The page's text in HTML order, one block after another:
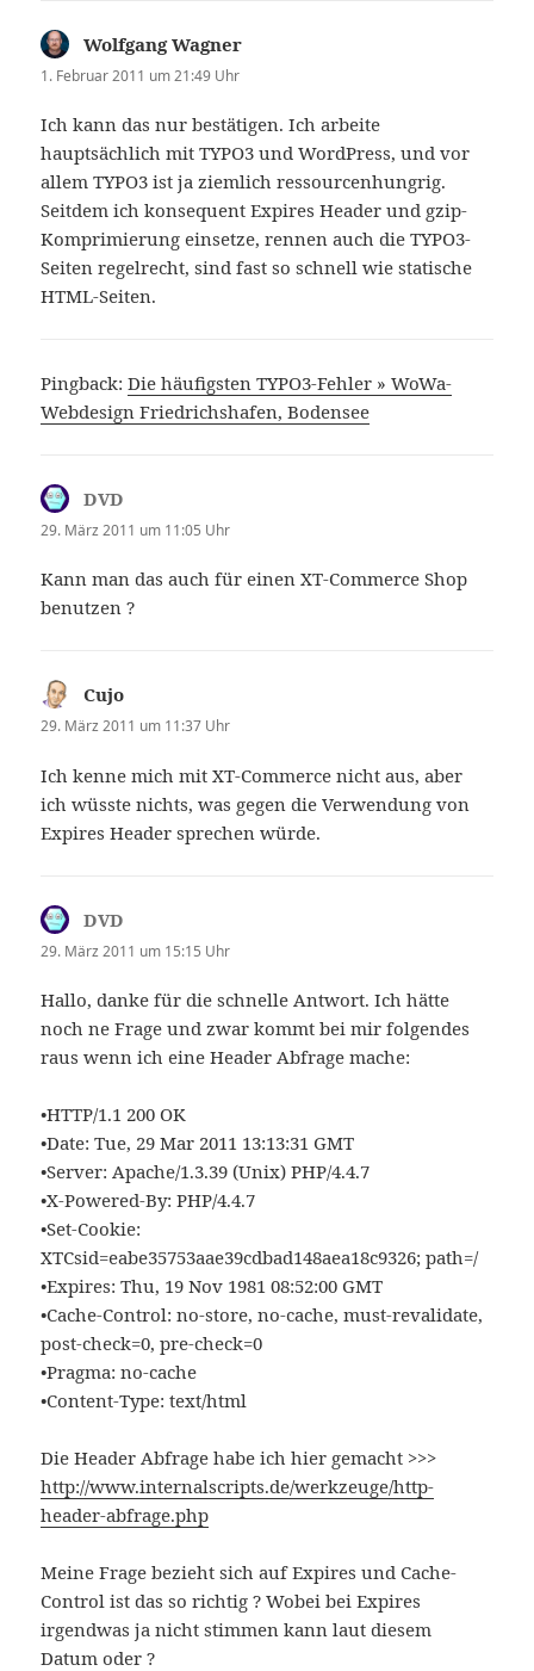
Wolfgang Wagner
1. Februar 2011 um 21:49 Uhr
Ich kann das nur bestätigen. Ich arbeite
hauptsächlich mit TYPO3 und WordPress, und vor
allem TYPO3 ist ja ziemlich ressourcenhungrig.
Seitdem ich konsequent Expires Header und gzip-
Komprimierung einsetze, rennen auch die TYPO3-
Seiten regelrecht, sind fast so schnell wie statische
HTML-Seiten.
Pingback:Die häufigsten TYPO3-Fehler » WoWa-
Webdesign Friedrichshafen, Bodensee
DVD
29. März 2011 um 11:05 Uhr
Kann man das auch für einen XT-Commerce Shop
benutzen ?
Cujo
29. März 2011 um 11:37 Uhr
Ich kenne mich mit XT-Commerce nicht aus, aber
ich wüsste nichts, was gegen die Verwendung von
Expires Header sprechen würde.
DVD
29. März 2011 um 15:15 Uhr
Hallo, danke für die schnelle Antwort. Ich hätte
noch ne Frage und zwar kommt bei mir folgendes
raus wenn ich eine Header Abfrage mache:
•HTTP/1.1 200 OK
•Date: Tue, 29 Mar 2011 13:13:31 GMT
•Server: Apache/1.3.39 (Unix) PHP/4.4.7
•X-Powered-By: PHP/4.4.7
•Set-Cookie:
XTCsid=eabe35753aae39cdbad148aea18c9326; path=/
•Expires: Thu, 19 Nov 1981 08:52:00 GMT
•Cache-Control: no-store, no-cache, must-revalidate,
post-check=0, pre-check=0
•Pragma: no-cache
•Content-Type: text/html
Die Header Abfrage habe ich hier gemacht >>>
http://www.internalscripts.de/werkzeuge/http-
header-abfrage.php
Meine Frage bezieht sich auf Expires und Cache-
Control ist das so richtig ? Wobei bei Expires
irgendwas ja nicht stimmen kann laut diesem
Datum oder ?